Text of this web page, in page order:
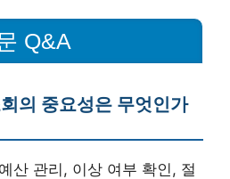
Q&A
의 중요성은 무엇인가
산 관리, 이상 여부 확인, 절